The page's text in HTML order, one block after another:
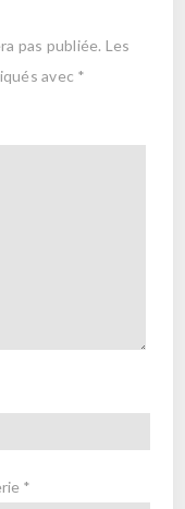
pas publiée. Les
avec *
*